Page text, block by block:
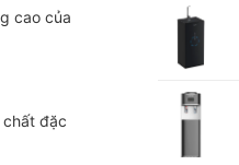
cao của
chất đặc